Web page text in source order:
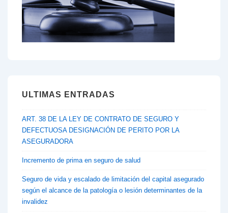
ULTIMAS ENTRADAS
ART. 38 DE LA LEY DE CONTRATO DE SEGURO Y
DEFECTUOSA DESIGNACIÓN DE PERITO POR LA
ASEGURADORA
Incremento de prima en seguro de salud
Seguro de vida y escalado de limitación del capital asegurado
según el alcance de la patología o lesión determinantes de la
invalidez